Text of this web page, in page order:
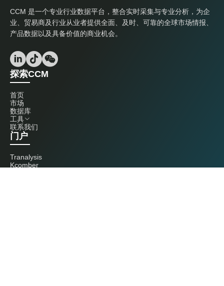
CCM 是一个专业行业数据平台，整合实时采集与专业分析，为企
业、贸易商及行业从业者提供全面、及时、可靠的全球市场情报、
产品数据以及具备价值的商业机会。
探索CCM
首页
市场
数据库
工具
联系我们
门户
Tranalysis
Kcomber